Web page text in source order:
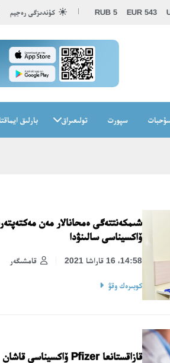
EUR 543
RUB 5 كۇندىزگى رەجيم
سپورت تولىعىراق بارلىق
ۆاكسيناسى سالىنۋدا
قامشىگەر 14:58، 16 قاراشا 2021
كوبىرەك وقۋ
قازاقستانعا Pfizer ۆاكسيناسى قاشان